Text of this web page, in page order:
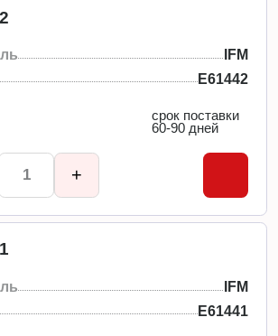
IFM
E61442
срок поставки
60-90 дней
+
IFM
E61441